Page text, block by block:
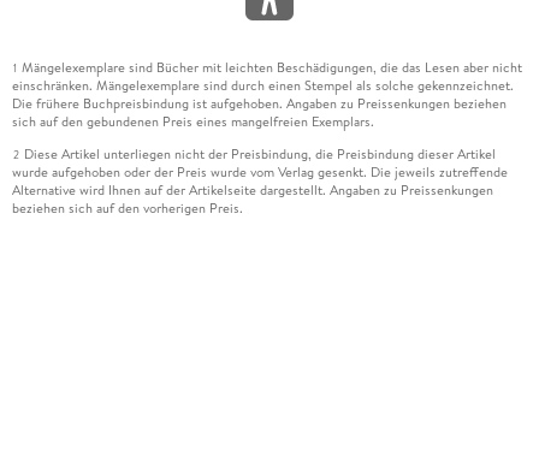
1 Mängelexemplare sind Bücher mit leichten Beschädigungen, die das Lesen aber nicht
einschränken. Mängelexemplare sind durch einen Stempel als solche gekennzeichnet.
Die frühere Buchpreisbindung ist aufgehoben. Angaben zu Preissenkungen beziehen
sich auf den gebundenen Preis eines mangelfreien Exemplars.
2 Diese Artikel unterliegen nicht der Preisbindung, die Preisbindung dieser Artikel
wurde aufgehoben oder der Preis wurde vom Verlag gesenkt. Die jeweils zutreffende
Alternative wird Ihnen auf der Artikelseite dargestellt. Angaben zu Preissenkungen
beziehen sich auf den vorherigen Preis.